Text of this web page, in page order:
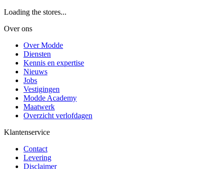
Loading the stores...
Over ons
Over Modde
Diensten
Kennis en expertise
Nieuws
Jobs
Vestigingen
Modde Academy
Maatwerk
Overzicht verlofdagen
Klantenservice
Contact
Levering
Disclaimer